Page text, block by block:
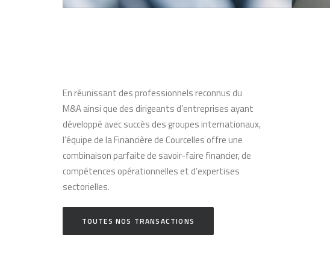
En réunissant des professionnels reconnus du
M&A ainsi que des dirigeants d’entreprises ayant
développé avec succès des groupes internationaux,
l’équipe de la Financière de Courcelles offre une
combinaison parfaite de savoir-faire financier, de
compétences opérationnelles et d’expertises
sectorielles.
TOUTES NOS TRANSACTIONS